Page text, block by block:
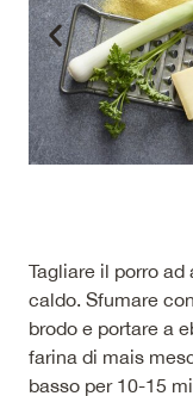
Tagliare il porro
caldo. Sfumare
brodo e portare a
farina di mais
basso per 10-15